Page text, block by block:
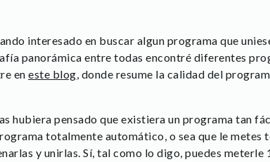
interesado en buscar algun programa que
panorámica entre todas encontré diferentes
en este blog, donde resume la calidad del
hubiera pensado que existiera un programa tan
totalmente automático, o sea que le metes
y unirlas. Sí, tal como lo digo, puedes